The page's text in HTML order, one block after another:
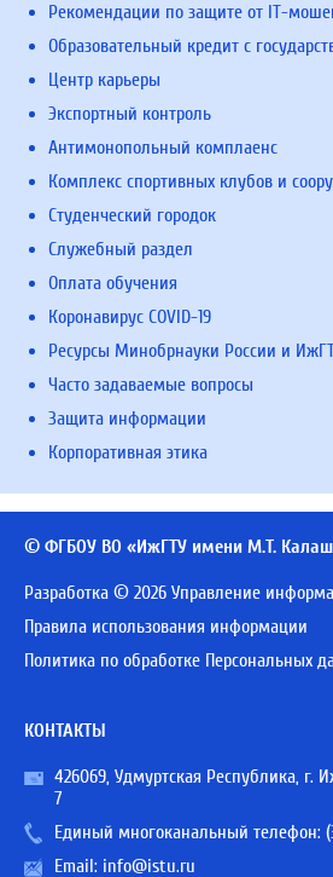
Рекомендации по защите от IT-
Образовательный кредит с
Центр карьеры
Экспортный контроль
Антимонопольный комплаенс
Комплекс спортивных клубов и
Студенческий городок
Служебный раздел
Оплата обучения
Коронавирус COVID-19
Ресурсы Минобрнауки России и
Часто задаваемые вопросы
Защита информации
Корпоративная этика
© ФГБОУ ВО «ИжГТУ имени М.Т.
Разработка © 2026 Управление
Правила использования информации
Политика по обработке Персональных
КОНТАКТЫ
426069, Удмуртская Республика, г.
7
Единый многоканальный телефон:
Email: info@istu.ru